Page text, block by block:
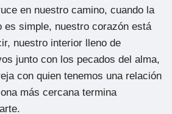
en nuestro camino, cuando la
es simple, nuestro corazón está
nuestro interior lleno de
junto con los pecados del alma,
con quien tenemos una relación
más cercana termina